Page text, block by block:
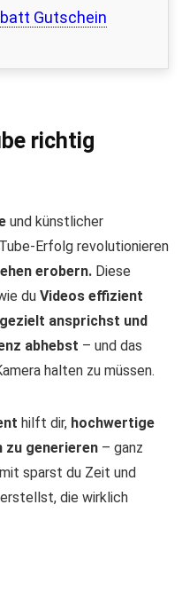
Gutschein
richtig
und künstlicher
Erfolg revolutionieren
erobern. Diese
du Videos effizient
ansprichst und
abhebst – und das
halten zu müssen.
hilft dir, hochwertige
zu generieren – ganz
sparst du Zeit und
die wirklich